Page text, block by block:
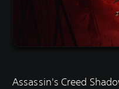
Assassin's Creed